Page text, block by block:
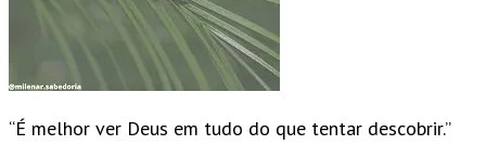
“É melhor ver Deus em tudo do que tentar descobrir.”